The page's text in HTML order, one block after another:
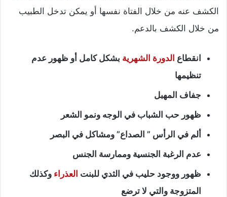
الكشف عنه من خلال الفتاة نفسها أو يمكن تدخل الطبيب
من خلال الكشف بالدعم.
انقطاع الدورة الشهرية بشكل كامل أو ظهور عدم
تنظيمها
جفاف المهبل
ظهور حب الشباب في الوجه ونمو الشعر
ألم في الرأس ” الصداع” ومشاكل في البصر
عدم الرغبة الجنسية وممارسة الجنس
ظهور ووجود حليب في الثدي للبنت العذراء وكذلك
المتزوجة والتي لا ترضع